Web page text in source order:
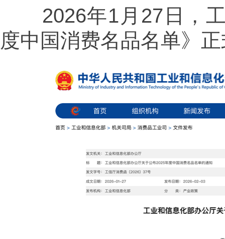
2026年1月27日，工
度中国消费名品名单》